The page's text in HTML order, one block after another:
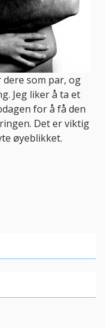
som par, og
Jeg liker å ta et
for å få den
Det er viktig
øyeblikket.